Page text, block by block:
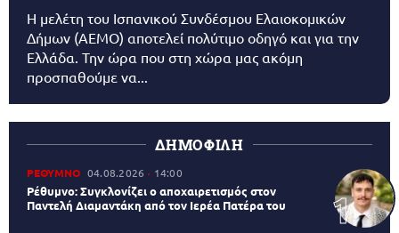
Η μελέτη του Ισπανικού Συνδέσμου Ελαιοκομικών
Δήμων (AEMO) αποτελεί πολύτιμο οδηγό και για την
Ελλάδα. Την ώρα που στη χώρα μας ακόμη
προσπαθούμε να...
ΔΗΜΟΦΙΛΗ
ΡΕΘΥΜΝΟ 04.08.2026 14:00
Ρέθυμνο: Συγκλονίζει ο αποχαιρετισμός στον
Παντελή Διαμαντάκη από τον Ιερέα Πατέρα του